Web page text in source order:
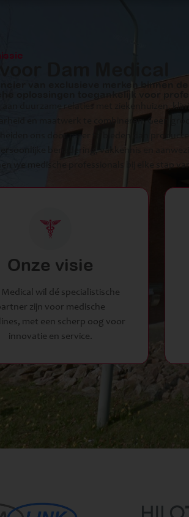
van exclusieve merken binnen
aan duurzame relaties met ziekenhuizen,
ons door meer te bieden dan
benadering, vakkennis en
we medische professionals bij elke stap
Onze visie
Medical wil dé specialistische
zijn voor medische
met een scherp oog voor
innovatie en service.